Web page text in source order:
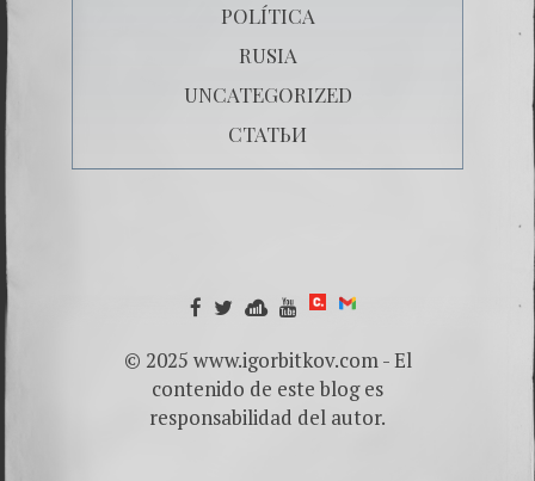
POLÍTICA
RUSIA
UNCATEGORIZED
СТАТЬИ
© 2025 www.igorbitkov.com - El
contenido de este blog es
responsabilidad del autor.